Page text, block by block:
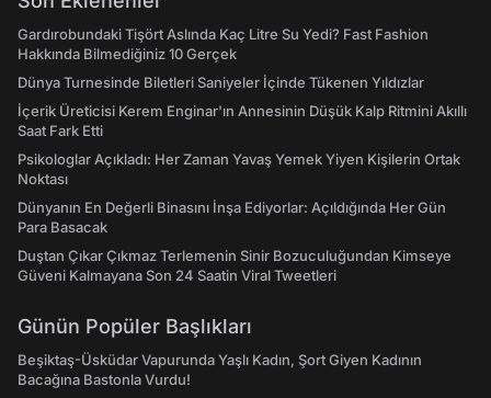
Gardırobundaki Tişört Aslında Kaç Litre Su Yedi? Fast Fashion
Hakkında Bilmediğiniz 10 Gerçek
Dünya Turnesinde Biletleri Saniyeler İçinde Tükenen Yıldızlar
İçerik Üreticisi Kerem Enginar'ın Annesinin Düşük Kalp Ritmini Akıllı
Saat Fark Etti
Psikologlar Açıkladı: Her Zaman Yavaş Yemek Yiyen Kişilerin Ortak
Noktası
Dünyanın En Değerli Binasını İnşa Ediyorlar: Açıldığında Her Gün
Para Basacak
Duştan Çıkar Çıkmaz Terlemenin Sinir Bozuculuğundan Kimseye
Güveni Kalmayana Son 24 Saatin Viral Tweetleri
Günün Popüler Başlıkları
Beşiktaş-Üsküdar Vapurunda Yaşlı Kadın, Şort Giyen Kadının
Bacağına Bastonla Vurdu!